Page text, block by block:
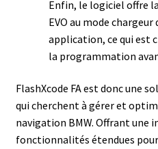
Enfin, le logiciel offre
EVO au mode
application, ce qui est
la programmation
FlashXcode FA est donc une
qui cherchent à gérer et
navigation BMW. Offrant une
fonctionnalités étendues